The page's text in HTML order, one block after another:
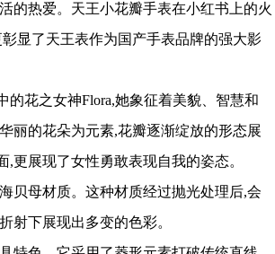
的热爱。天王小花瓣手表在小红书上的火
显了天王表作为国产手表品牌的强大影
花之女神Flora,她象征着美貌、智慧和
丽的花朵为元素,花瓣逐渐绽放的形态展
更展现了女性勇敢表现自我的姿态。
贝母材质。这种材质经过抛光处理后,会
射下展现出多变的色彩。